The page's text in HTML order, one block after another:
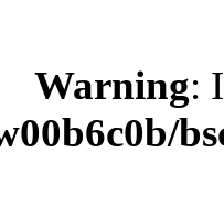
Warning: